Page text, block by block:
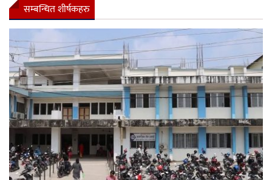
सम्बन्धित शीर्षकहरु